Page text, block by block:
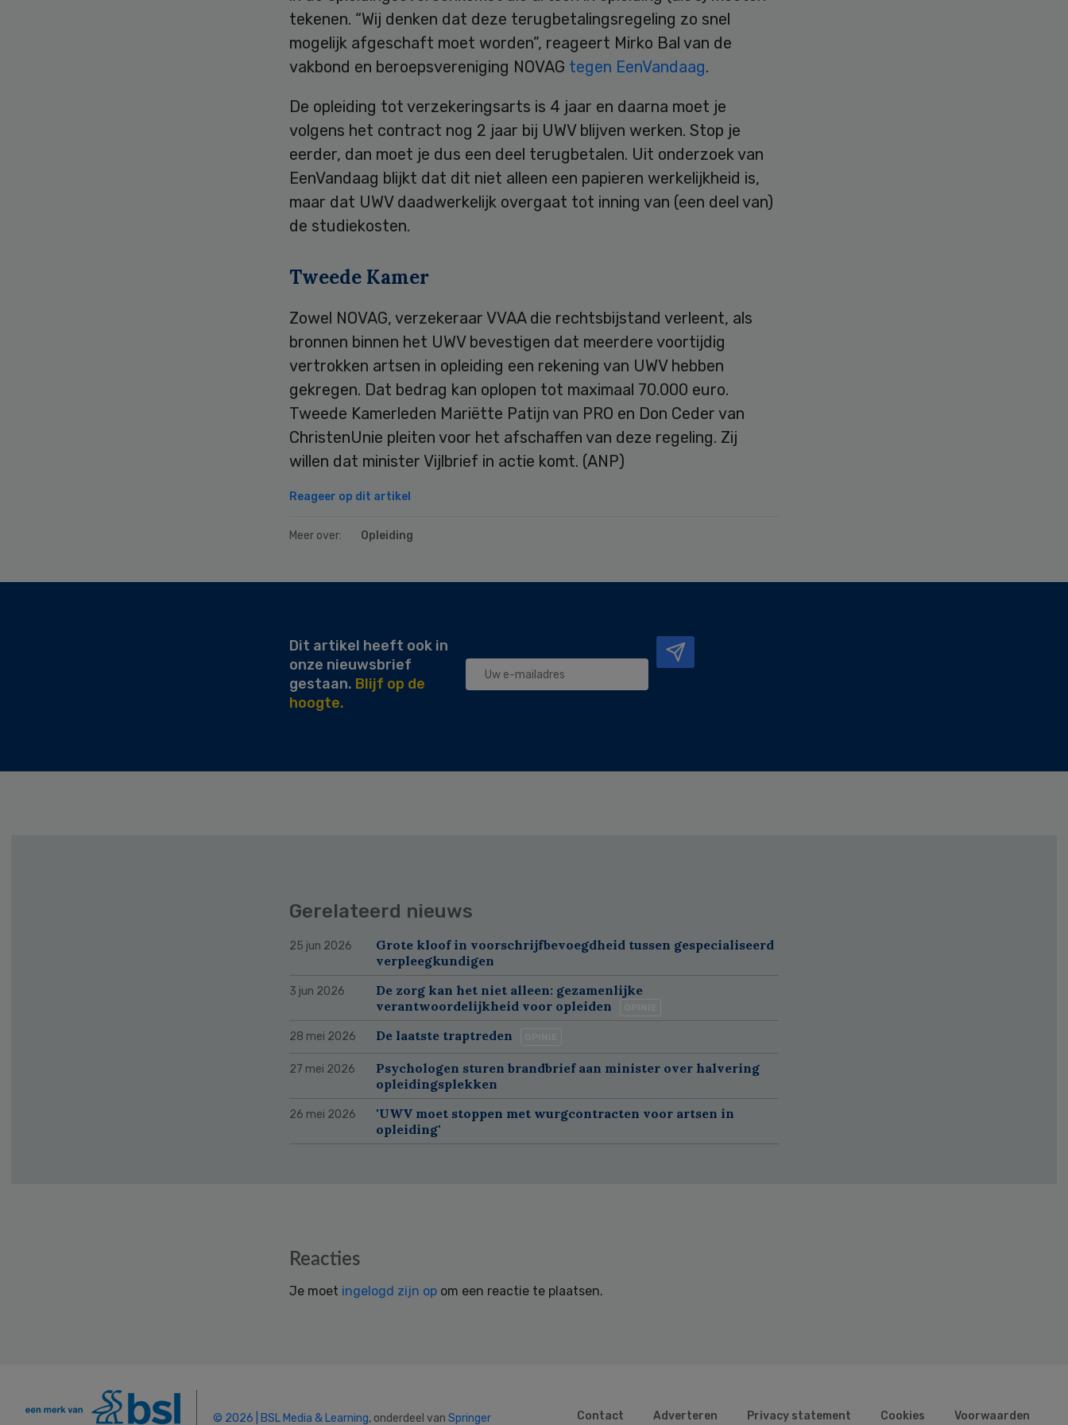
tekenen. “Wij denken dat deze terugbetalingsregeling zo snel
mogelijk afgeschaft moet worden”, reageert Mirko Bal van de
vakbond en beroepsvereniging NOVAG tegen EenVandaag.
De opleiding tot verzekeringsarts is 4 jaar en daarna moet je
volgens het contract nog 2 jaar bij UWV blijven werken. Stop je
eerder, dan moet je dus een deel terugbetalen. Uit onderzoek van
EenVandaag blijkt dat dit niet alleen een papieren werkelijkheid is,
maar dat UWV daadwerkelijk overgaat tot inning van (een deel van)
de studiekosten.
Tweede Kamer
Zowel NOVAG, verzekeraar VVAA die rechtsbijstand verleent, als
bronnen binnen het UWV bevestigen dat meerdere voortijdig
vertrokken artsen in opleiding een rekening van UWV hebben
gekregen. Dat bedrag kan oplopen tot maximaal 70.000 euro.
Tweede Kamerleden Mariëtte Patijn van PRO en Don Ceder van
ChristenUnie pleiten voor het afschaffen van deze regeling. Zij
willen dat minister Vijlbrief in actie komt. (ANP)
Reageer op dit artikel
Meer over: Opleiding
Dit artikel heeft ook in
onze nieuwsbrief
gestaan. Blijf op de
hoogte.
Gerelateerd nieuws
25 jun 2026
Grote kloof in voorschrijfbevoegdheid tussen gespecialiseerd
verpleegkundigen
3 jun 2026
De zorg kan het niet alleen: gezamenlijke
verantwoordelijkheid voor opleiden
28 mei 2026 De laatste traptreden
27 mei 2026
Psychologen sturen brandbrief aan minister over halvering
opleidingsplekken
26 mei 2026
'UWV moet stoppen met wurgcontracten voor artsen in
opleiding'
Reacties
Je moet ingelogd zijn op om een reactie te plaatsen.
© 2026 | BSL Media & Learning, onderdeel van Springer Contact Adverteren Privacy statement Cookies Voorwaarden